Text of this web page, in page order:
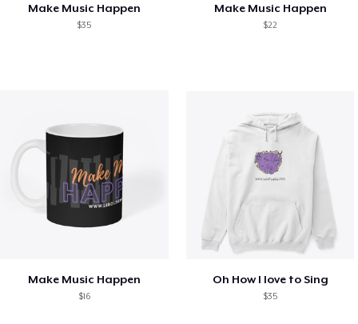
Make Music Happen
$35
Make Music Happen
$22
Make Music Happen
$16
Oh How I love to Sing
$35